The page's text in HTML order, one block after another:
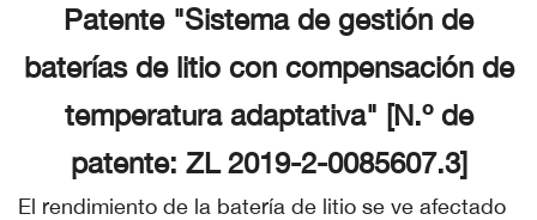
Patente "Sistema de gestión de
baterías de litio con compensación de
temperatura adaptativa" [N.º de
patente: ZL 2019-2-0085607.3]
El rendimiento de la batería de litio se ve afectado